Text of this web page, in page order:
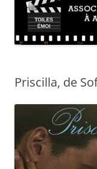
Priscilla, de